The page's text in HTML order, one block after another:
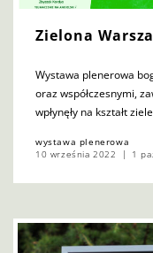
Zielona
Wystawa plenerowa
oraz współczesnymi,
wpłynęły na kształt
wystawa plenerowa
10 września 2022
1